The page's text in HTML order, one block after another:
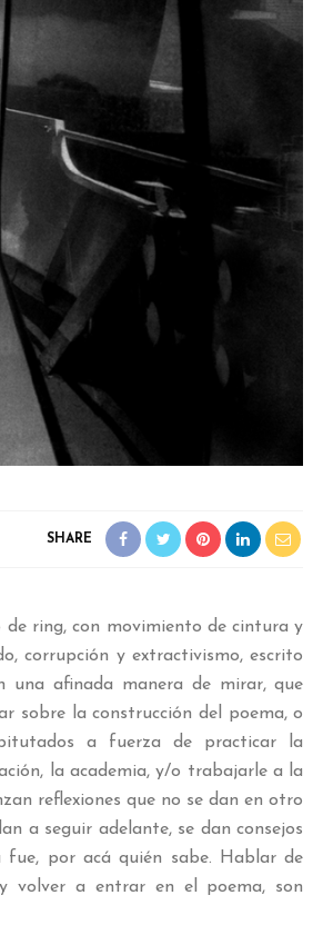
SHARE
de ring, con movimiento de cintura y
corrupción y extractivismo, escrito
una afinada manera de mirar, que
sobre la construcción del poema, o
a fuerza de practicar la
la academia, y/o trabajarle a la
reflexiones que no se dan en otro
a seguir adelante, se dan consejos
por acá quién sabe. Hablar de
volver a entrar en el poema, son